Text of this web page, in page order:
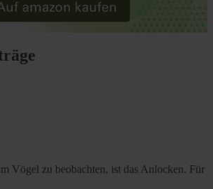
Vögel zu beobachten, ist das Anlocken. Für